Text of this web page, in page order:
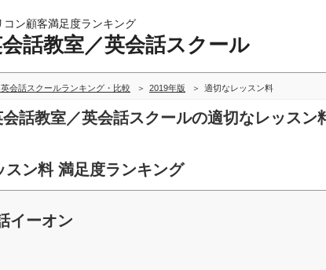
コン顧客満足度ランキング
話教室／英会話スクール
会話スクールランキング・比較 2019年版 適切なレッスン料
会話教室／英会話スクールの適切なレッスン
スン料 満足度ランキング
イーオン